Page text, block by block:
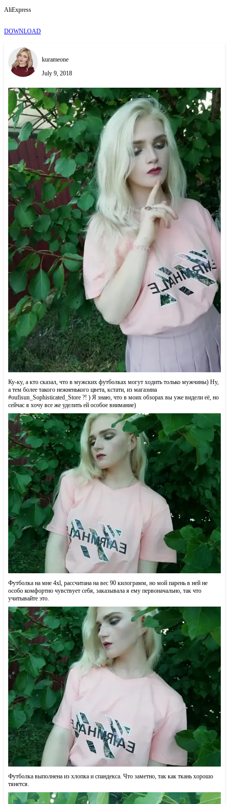
AliExpress
DOWNLOAD
kurameone
July 9, 2018
Ку-ку, а кто сказал, что в мужских футболках могут ходить только мужчины) Ну,
а тем более такого нежненького цвета, кстати, из магазина
#oufisun_Sophisticated_Store ?! ) Я знаю, что в моих обзорах вы уже видели её, но
сейчас я хочу все же уделить ей особое внимание)
Футболка на мне 4xl, рассчитана на вес 90 килограмм, но мой парень в ней не
особо комфортно чувствует себя, заказывала я ему первоначально, так что
учитывайте это.
Футболка выполнена из хлопка и спандекса. Что заметно, так как ткань хорошо
тянется.